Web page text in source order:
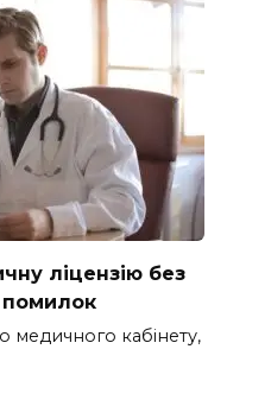
ліцензію без
помилок
медичного кабінету,